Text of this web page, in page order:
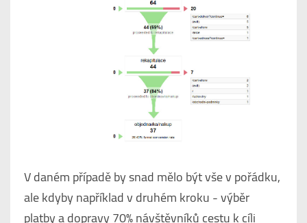
V daném případě by snad mělo být vše v pořádku,
ale kdyby například v druhém kroku - výběr
platby a dopravy 70% návštěvníků cestu k cíli